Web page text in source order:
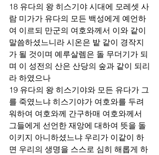
18 유다의 왕 히스기야 시대에 모레셋 사
람 미가가 유다의 모든 백성에게 예언하
여 이르되 만군의 여호와께서 이와 같이
말씀하셨느니라 시온은 밭 같이 경작지
가 될 것이며 예루살렘은 돌 무더기가 되
며 이 성전의 산은 산당의 숲과 같이 되리
라 하였으나
19 유다의 왕 히스기야와 모든 유다가 그
를 죽였느냐 히스기야가 여호와를 두려
워하여 여호와께 간구하매 여호와께서
그들에게 선언한 재앙에 대하여 뜻을 돌
이키지 아니하셨느냐 우리가 이같이 하
면 우리의 생명을 스스로 심히 해롭게 하